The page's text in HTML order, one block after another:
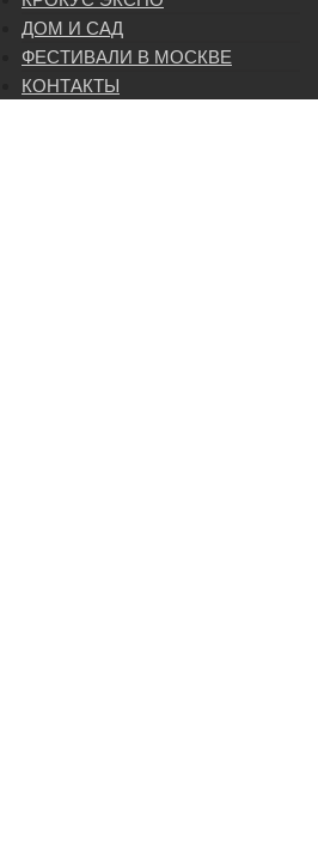
ДОМ И САД
ФЕСТИВАЛИ В МОСКВЕ
КОНТАКТЫ